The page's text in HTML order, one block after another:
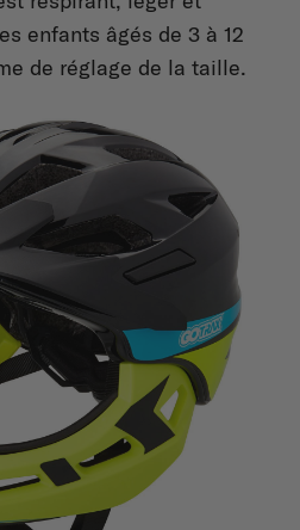
enfants âgés de 3 à 12
de réglage de la taille.